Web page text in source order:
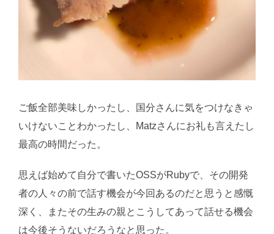
ご飯全部美味しかったし、国分さんに気をつけなきゃ
いけないことわかったし、Matzさんにお礼も言えたし
最高の時間だった。
思えば始めて自分で書いたOSSがRubyで、その開発
者の人々の前で話す機会が今回あるのだと思うと感慨
深く、またその生みの親とこうしてあって話せる機会
は今後そうないだろうなと思った。